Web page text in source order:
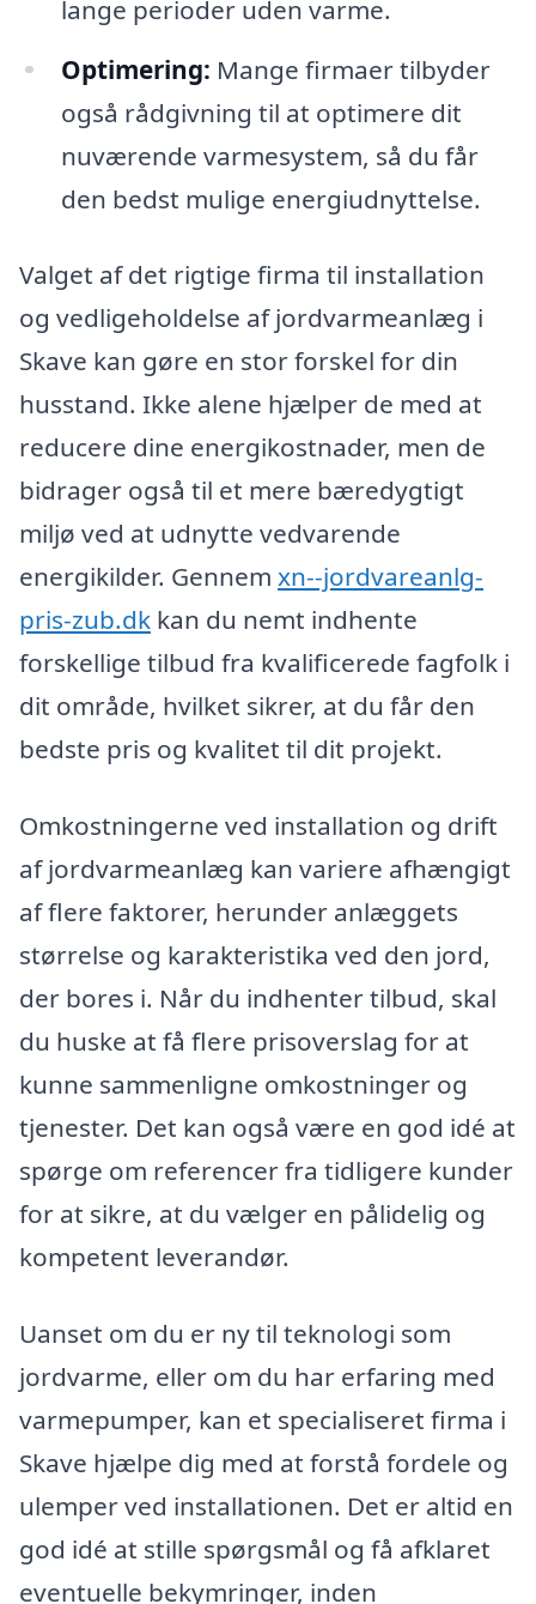
lange perioder uden varme.
Optimering: Mange firmaer tilbyder
også rådgivning til at optimere dit
nuværende varmesystem, så du får
den bedst mulige energiudnyttelse.
Valget af det rigtige firma til installation
og vedligeholdelse af jordvarmeanlæg i
Skave kan gøre en stor forskel for din
husstand. Ikke alene hjælper de med at
reducere dine energikostnader, men de
bidrager også til et mere bæredygtigt
miljø ved at udnytte vedvarende
energikilder. Gennem xn--jordvareanlg-
pris-zub.dk kan du nemt indhente
forskellige tilbud fra kvalificerede fagfolk i
dit område, hvilket sikrer, at du får den
bedste pris og kvalitet til dit projekt.
Omkostningerne ved installation og drift
af jordvarmeanlæg kan variere afhængigt
af flere faktorer, herunder anlæggets
størrelse og karakteristika ved den jord,
der bores i. Når du indhenter tilbud, skal
du huske at få flere prisoverslag for at
kunne sammenligne omkostninger og
tjenester. Det kan også være en god idé at
spørge om referencer fra tidligere kunder
for at sikre, at du vælger en pålidelig og
kompetent leverandør.
Uanset om du er ny til teknologi som
jordvarme, eller om du har erfaring med
varmepumper, kan et specialiseret firma i
Skave hjælpe dig med at forstå fordele og
ulemper ved installationen. Det er altid en
god idé at stille spørgsmål og få afklaret
eventuelle bekymringer, inden